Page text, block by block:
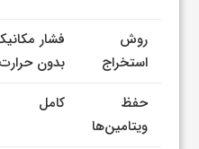
روش
استخراج
فشار
بدون حرارت
حفظ
ویتامین‌ها
کامل